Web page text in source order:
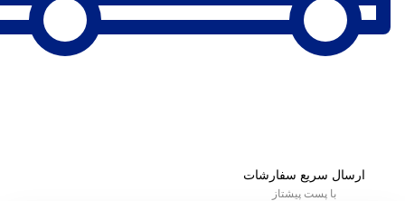
ارسال سریع سفارشات
با پست پیشتاز